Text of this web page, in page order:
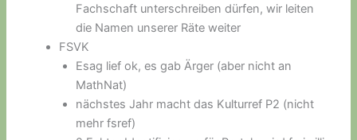
Fachschaft unterschreiben dürfen, wir leiten
die Namen unserer Räte weiter
FSVK
Esag lief ok, es gab Ärger (aber nicht an
MathNat)
nächstes Jahr macht das Kulturref P2 (nicht
mehr fsref)